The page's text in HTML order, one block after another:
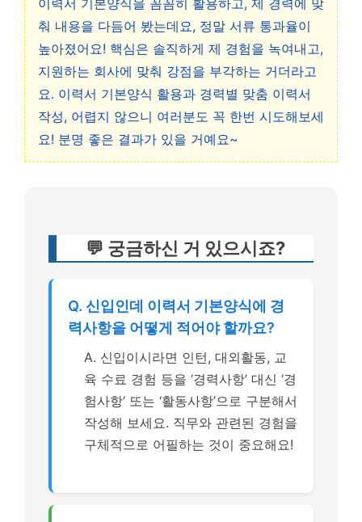
이력서 기본양식을 꼼꼼히 활용하고, 제 경력에 맞
춰 내용을 다듬어 봤는데요, 정말 서류 통과율이
높아졌어요! 핵심은 솔직하게 제 경험을 녹여내고,
지원하는 회사에 맞춰 강점을 부각하는 거더라고
요. 이력서 기본양식 활용과 경력별 맞춤 이력서
작성, 어렵지 않으니 여러분도 꼭 한번 시도해보세
요! 분명 좋은 결과가 있을 거예요~
💬 궁금하신 거 있으시죠?
Q. 신입인데 이력서 기본양식에 경
력사항을 어떻게 적어야 할까요?
A. 신입이시라면 인턴, 대외활동, 교
육 수료 경험 등을 ‘경력사항’ 대신 ‘경
험사항’ 또는 ‘활동사항’으로 구분해서
작성해 보세요. 직무와 관련된 경험을
구체적으로 어필하는 것이 중요해요!